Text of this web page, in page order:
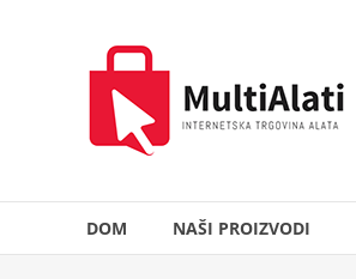
MultiAlati
Internetska
trgovina
alata
DOM NAŠI PROIZVODI